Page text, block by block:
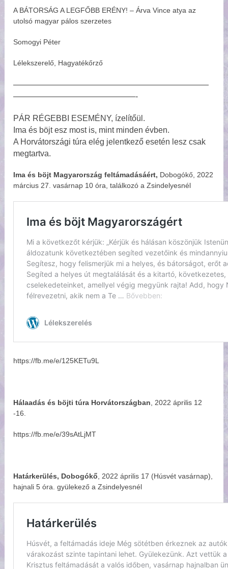
A BÁTORSÁG A LEGFŐBB ERÉNY! – Árva Vince atya az
utolsó magyar pálos szerzetes
Somogyi Péter
Lélekszerelő, Hagyatékőrző
————————————————————————
———————————————-
PÁR RÉGEBBI ESEMÉNY, ízelítőül.
Ima és böjt esz most is, mint minden évben.
A Horvátországi túra elég jelentkező esetén lesz csak
megtartva.
Ima és böjt Magyarország feltámadásáért, Dobogókő, 2022
március 27. vasárnap 10 óra, találkozó a Zsindelyesnél
https://fb.me/e/125KETu9L
Hálaadás és böjti túra Horvátországban, 2022 április 12
-16.
https://fb.me/e/39sAtLjMT
Határkerülés, Dobogókő, 2022 április 17 (Húsvét vasárnap),
hajnali 5 óra. gyülekező a Zsindelyesnél